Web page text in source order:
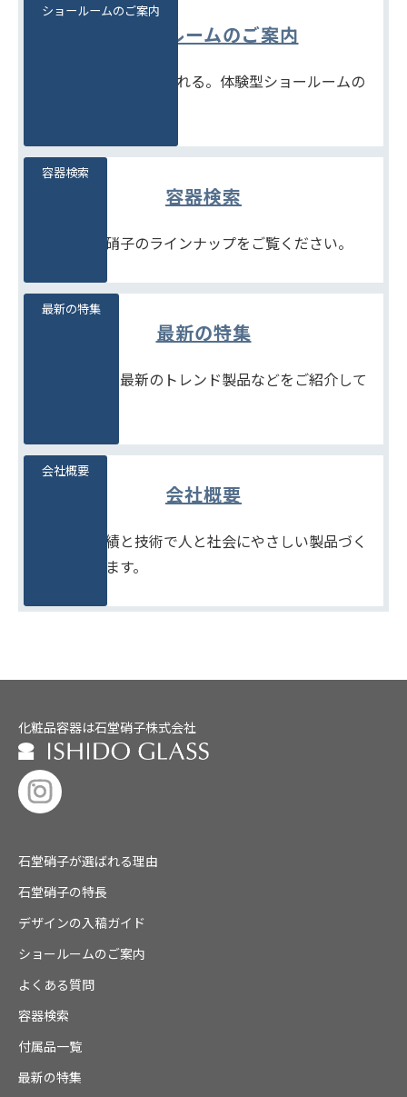
ショールームのご案内
見て、触れて、比べられる。体験型ショールームの
ショールームのご案内
容器検索
豊富な石堂硝子のラインナップをご覧ください。
容器検索
最新の特集
季節商品や、最新のトレンド製品などをご紹介して
最新の特集
会社概要
たしかな実績と技術で人と社会にやさしい製品づく
りをめざします。
会社概要
化粧品容器は石堂硝子株式会社
石堂硝子が選ばれる理由
石堂硝子の特長
デザインの入稿ガイド
ショールームのご案内
よくある質問
容器検索
付属品一覧
最新の特集